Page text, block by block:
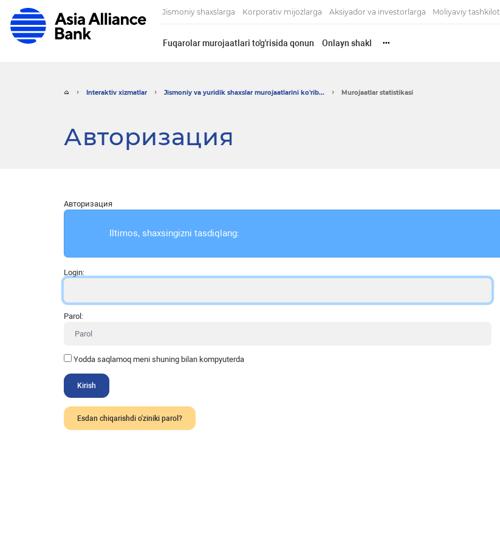
Jismoniy shaxslarga Korporativ mijozlarga Aksiyador va investorlarga Moliyaviy
Fuqarolar murojaatlari to'g'risida qonun Onlayn shakl •••
Interaktiv xizmatlar Jismoniy va yuridik shaxslar murojaatlarini ko'rib... Murojaatlar statistikasi
Авторизация
Авторизация
Iltimos, shaxsingizni tasdiqlang:
Login:
Parol:
Yodda saqlamoq meni shuning bilan kompyuterda
Esdan chiqarishdi o'ziniki parol?